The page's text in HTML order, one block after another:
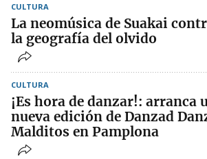
CULTURA
La neomúsica de Suakai
la geografía del olvido
CULTURA
¡Es hora de danzar!: arranca
nueva edición de Danzad
Malditos en Pamplona